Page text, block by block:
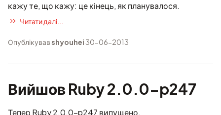
кажу те, що кажу: це кінець, як планувалося.
Читати далі...
Опублікував shyouhei30-06-2013
Вийшов Ruby 2.0.0-p247
Тепер Ruby 2.0.0-p247 випущено.